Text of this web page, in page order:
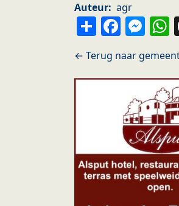
Auteur agr
Share